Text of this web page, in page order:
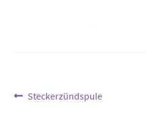
Vorheriger
Steckerzündspule